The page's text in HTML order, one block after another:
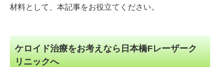
材料として、本記事をお役立てください。
ケロイド治療をお考えなら日本橋Fレーザーク
リニックへ